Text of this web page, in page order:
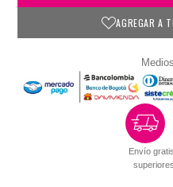
AGREGAR A
Envío